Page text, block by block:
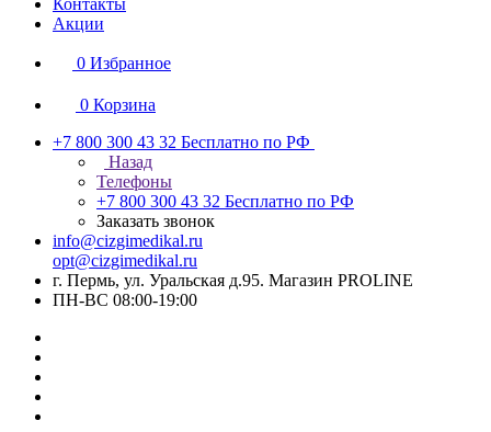
Контакты
Акции
0 Избранное
0 Корзина
+7 800 300 43 32 Бесплатно по РФ
Назад
Телефоны
+7 800 300 43 32 Бесплатно по РФ
Заказать звонок
info@cizgimedikal.ru
opt@cizgimedikal.ru
г. Пермь, ул. Уральская д.95. Магазин PROLINE
ПН-ВС 08:00-19:00